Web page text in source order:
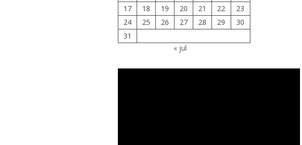
17
18 19 20 21 22
23
24
25 26 27 28 29
30
31
« jul